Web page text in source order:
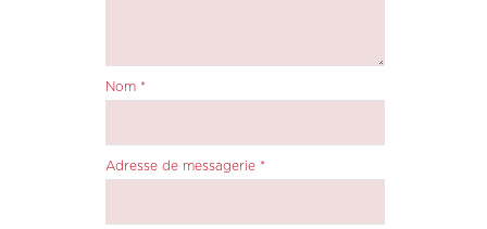
Nom *
Adresse de messagerie *